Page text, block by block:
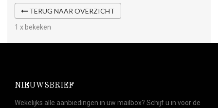
TERUG NAAR OVERZICHT
1 x bekeken
NIEUWSBRIEF
Wekelijks alle aanbiedingen in uw mailbox? Schijf u in voor de